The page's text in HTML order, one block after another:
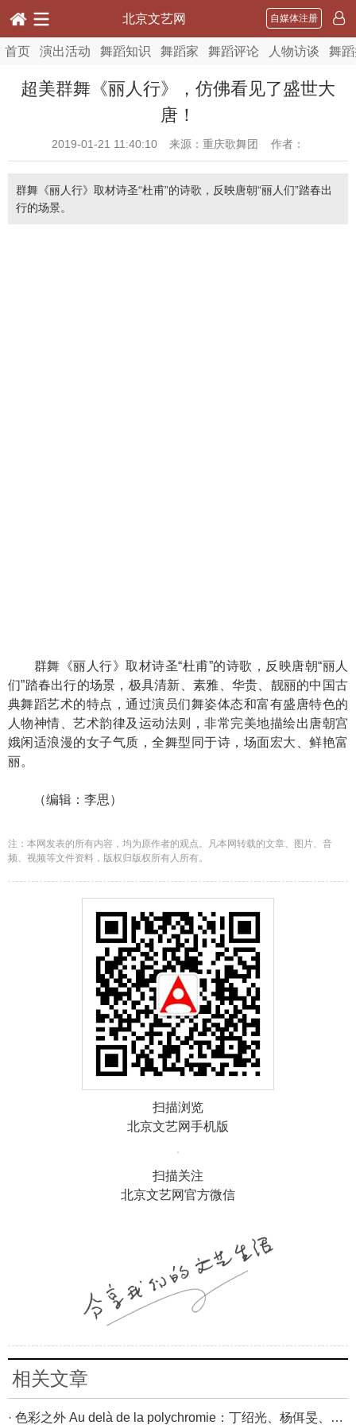
北京文艺网 自媒体注册
首页 演出活动 舞蹈知识 舞蹈家 舞蹈评论 人物访谈 舞
超美群舞《丽人行》，仿佛看见了盛世大
唐！
2019-01-21 11:40:10 来源：重庆歌舞团 作者：
群舞《丽人行》取材诗圣“杜甫”的诗歌，反映唐朝“丽人们”踏春出
行的场景。
群舞《丽人行》取材诗圣“杜甫”的诗歌，反映唐朝“丽人
们”踏春出行的场景，极具清新、素雅、华贵、靓丽的中国古
典舞蹈艺术的特点，通过演员们舞姿体态和富有盛唐特色的
人物神情、艺术韵律及运动法则，非常完美地描绘出唐朝宫
娥闲适浪漫的女子气质，全舞型同于诗，场面宏大、鲜艳富
丽。
（编辑：李思）
注：本网发表的所有内容，均为原作者的观点。凡本网转载的文章、图片、音
频、视频等文件资料，版权归版权所有人所有。
扫描浏览
北京文艺网手机版
扫描关注
北京文艺网官方微信
相关文章
· 色彩之外 Au delà de la polychromie：丁绍光、杨佴旻、Alain Cardenas·Castro巴黎展